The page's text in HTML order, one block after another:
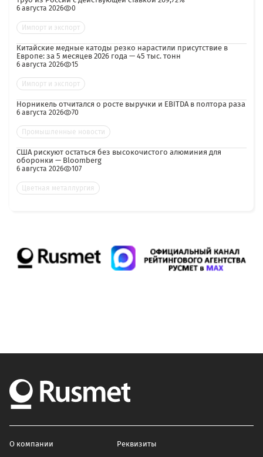
6 августа 2026 0
Импорт и экспорт
Китайские медные катоды резко нарастили присутствие в
Европе: за 5 месяцев 2026 года — 45 тыс. тонн
6 августа 2026 15
Импорт и экспорт
Норникель отчитался о росте выручки и EBITDA в полтора раза
6 августа 2026 70
Промышленные новости
США рискуют остаться без высокочистого алюминия для
оборонки — Bloomberg
6 августа 2026 107
Цветная металлургия
О компании Реквизиты